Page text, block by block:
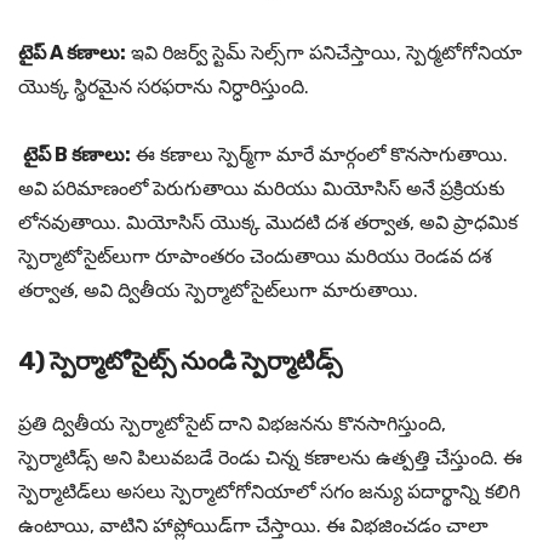
టైప్ A కణాలు: ఇవి రిజర్వ్ స్టెమ్ సెల్స్‌గా పనిచేస్తాయి, స్పెర్మటోగోనియా
యొక్క స్థిరమైన సరఫరాను నిర్ధారిస్తుంది.
టైప్ B కణాలు: ఈ కణాలు స్పెర్మ్‌గా మారే మార్గంలో కొనసాగుతాయి.
అవి పరిమాణంలో పెరుగుతాయి మరియు మియోసిస్ అనే ప్రక్రియకు
లోనవుతాయి. మియోసిస్ యొక్క మొదటి దశ తర్వాత, అవి ప్రాధమిక
స్పెర్మాటోసైట్‌లుగా రూపాంతరం చెందుతాయి మరియు రెండవ దశ
తర్వాత, అవి ద్వితీయ స్పెర్మాటోసైట్‌లుగా మారుతాయి.
4) స్పెర్మాటోసైట్స్ నుండి స్పెర్మాటిడ్స్
ప్రతి ద్వితీయ స్పెర్మాటోసైట్ దాని విభజనను కొనసాగిస్తుంది,
స్పెర్మాటిడ్స్ అని పిలువబడే రెండు చిన్న కణాలను ఉత్పత్తి చేస్తుంది. ఈ
స్పెర్మాటిడ్‌లు అసలు స్పెర్మాటోగోనియాలో సగం జన్యు పదార్థాన్ని కలిగి
ఉంటాయి, వాటిని హాప్లోయిడ్‌గా చేస్తాయి. ఈ విభజించడం చాలా